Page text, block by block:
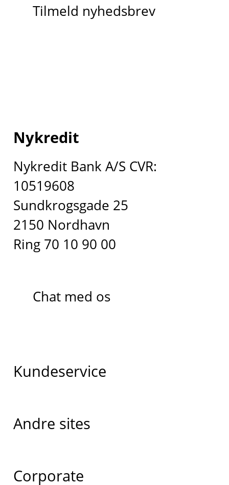
Tilmeld nyhedsbrev
Nykredit
Nykredit Bank A/S CVR:
10519608
Sundkrogsgade 25
2150 Nordhavn
Ring 70 10 90 00
Chat med os
Kundeservice
Andre sites
Corporate